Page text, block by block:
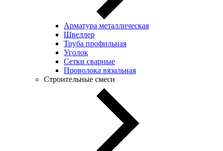
Арматура металлическая
Швеллер
Труба профильная
Уголок
Сетки сварные
Проволока вязальная
Строительные смеси